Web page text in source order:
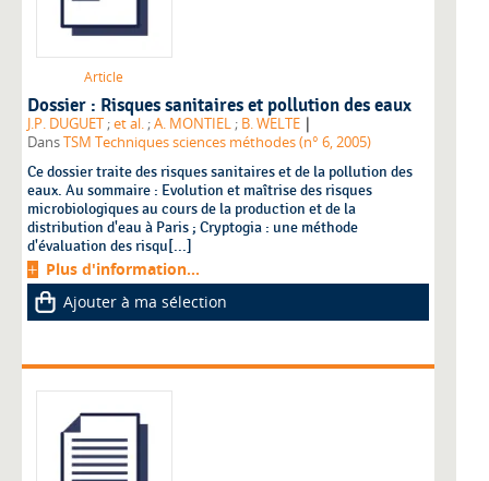
Article
Dossier : Risques sanitaires et pollution des eaux
J.P. DUGUET ;et al. ;A. MONTIEL ; B. WELTE |
DansTSM Techniques sciences méthodes (n° 6, 2005)
Ce dossier traite des risques sanitaires et de la pollution des
eaux. Au sommaire : Evolution et maîtrise des risques
microbiologiques au cours de la production et de la
distribution d'eau à Paris ; Cryptogia : une méthode
d'évaluation des risqu[...]
Plus d'information...
Ajouter à ma sélection